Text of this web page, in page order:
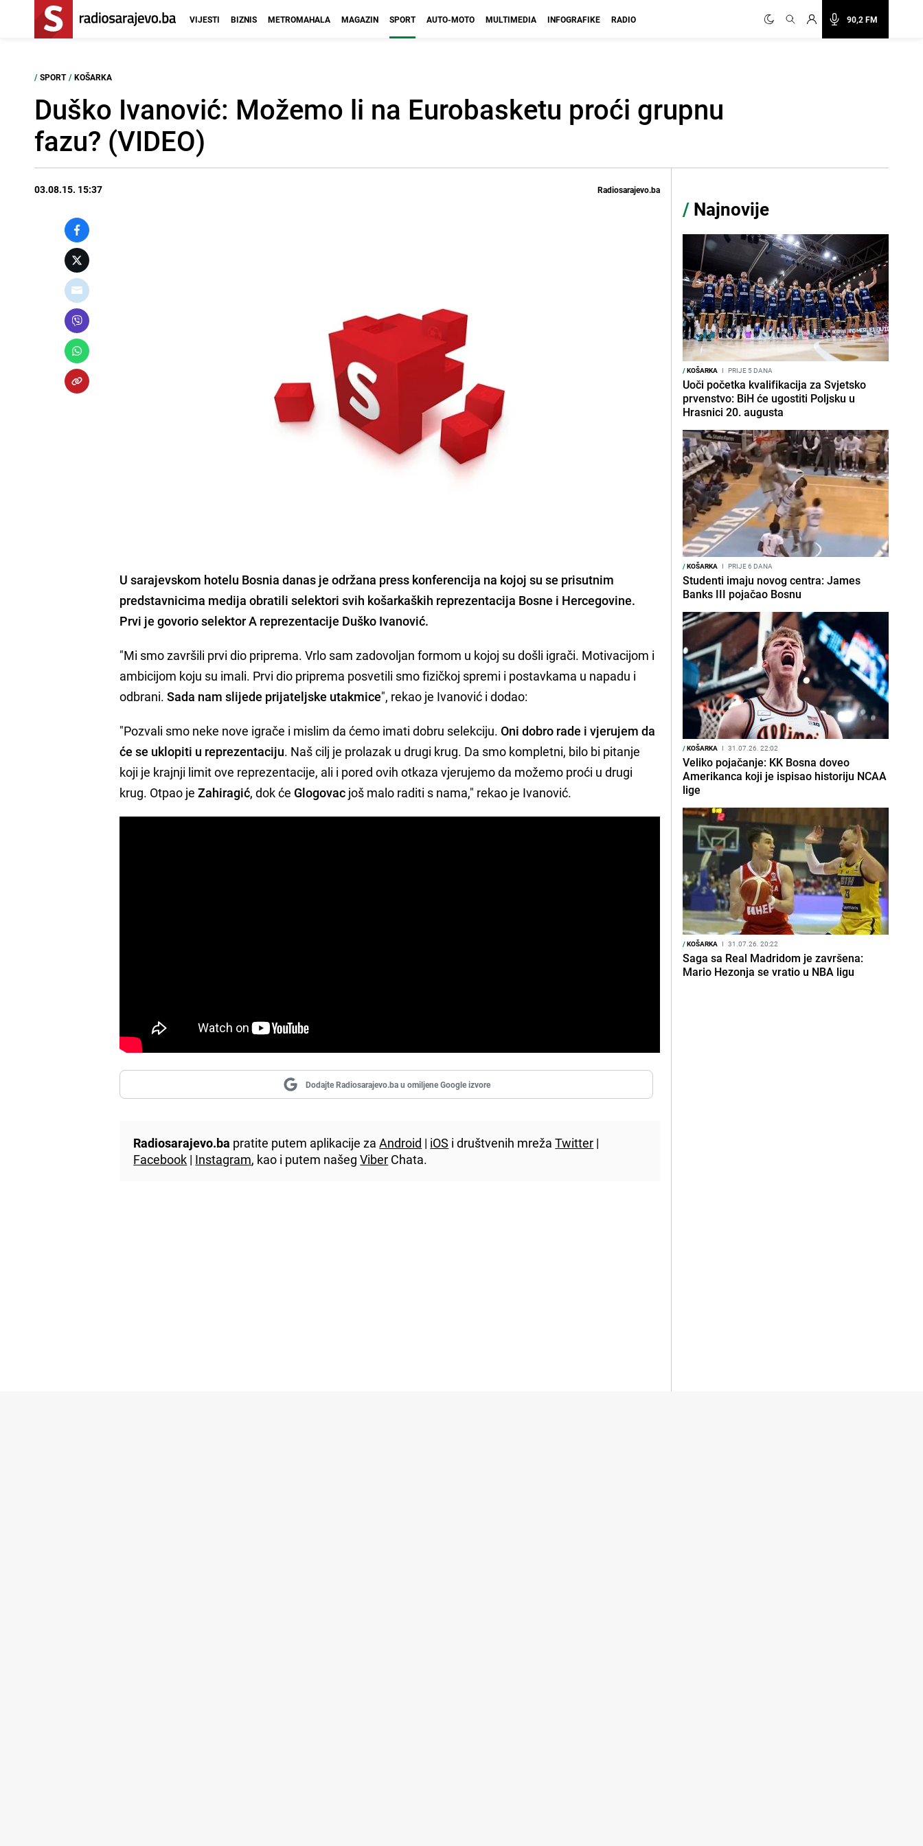
90,2 FM
VIJESTI BIZNIS METROMAHALA MAGAZIN SPORT AUTO-MOTO MULTIMEDIA INFOGRAFIKE RADIO
/ SPORT / KOŠARKA
Duško Ivanović: Možemo li na Eurobasketu proći grupnu
fazu? (VIDEO)
03.08.15. 15:37 Radiosarajevo.ba
U sarajevskom hotelu Bosnia danas je održana press konferencija na kojoj su se prisutnim
predstavnicima medija obratili selektori svih košarkaških reprezentacija Bosne i Hercegovine.
Prvi je govorio selektor A reprezentacije Duško Ivanović.
"Mi smo završili prvi dio priprema. Vrlo sam zadovoljan formom u kojoj su došli igrači. Motivacijom i
ambicijom koju su imali. Prvi dio priprema posvetili smo fizičkoj spremi i postavkama u napadu i
odbrani.Sada nam slijede prijateljske utakmice", rekao je Ivanović i dodao:
"Pozvali smo neke nove igrače i mislim da ćemo imati dobru selekciju.Oni dobro rade i vjerujem da
će se uklopiti u reprezentaciju. Naš cilj je prolazak u drugi krug. Da smo kompletni, bilo bi pitanje
koji je krajnji limit ove reprezentacije, ali i pored ovih otkaza vjerujemo da možemo proći u drugi
krug. Otpao jeZahiragić, dok će Glogovac još malo raditi s nama," rekao je Ivanović.
Dodajte Radiosarajevo.ba u omiljene Google izvore
Radiosarajevo.ba pratite putem aplikacije zaAndroid | iOS i društvenih mrežaTwitter |
Facebook | Instagram, kao i putem našegViber Chata.
/ Najnovije
/KOŠARKA I PRIJE 5 DANA
Uoči početka kvalifikacija za Svjetsko
prvenstvo: BiH će ugostiti Poljsku u
Hrasnici 20. augusta
/KOŠARKA I PRIJE 6 DANA
Studenti imaju novog centra: James
Banks III pojačao Bosnu
/KOŠARKA I 31.07.26. 22:02
Veliko pojačanje: KK Bosna doveo
Amerikanca koji je ispisao historiju NCAA
lige
/KOŠARKA I 31.07.26. 20:22
Saga sa Real Madridom je završena:
Mario Hezonja se vratio u NBA ligu